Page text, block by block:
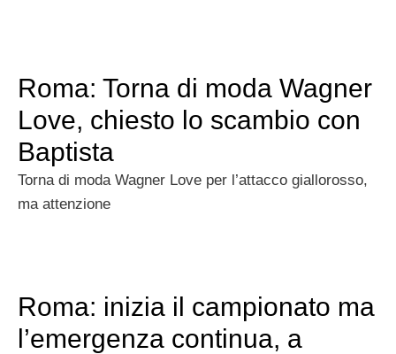
Roma: Torna di moda Wagner
Love, chiesto lo scambio con
Baptista
Torna di moda Wagner Love per l’attacco giallorosso,
ma attenzione
Roma: inizia il campionato ma
l’emergenza continua, a